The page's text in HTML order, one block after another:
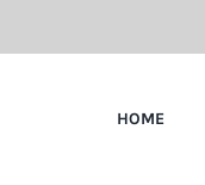
HOME